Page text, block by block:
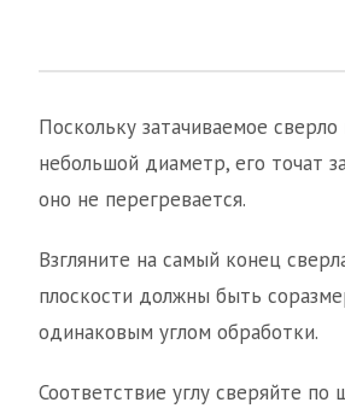
Поскольку затачиваемое
небольшой диаметр, его точат
оно не перегревается.
Взгляните на самый конец
плоскости должны быть
одинаковым углом обработки.
Соответствие углу сверяйте по